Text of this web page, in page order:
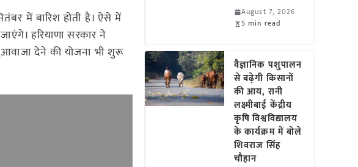
में बारिश होती है। ऐसे में
हरियाणा सरकार ने
देने की योजना भी शुरू
August 7, 2026
5 min read
वैज्ञानिक पशुपालन
से बढ़ेगी किसानों
की आय, रानी
लक्ष्मीबाई केंद्रीय
कृषि विश्वविद्यालय
के कार्यक्रम में बोले
शिवराज सिंह
चौहान